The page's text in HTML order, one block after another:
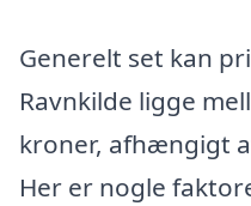
Generelt set kan
Ravnkilde ligge
kroner, afhængigt
Her er nogle